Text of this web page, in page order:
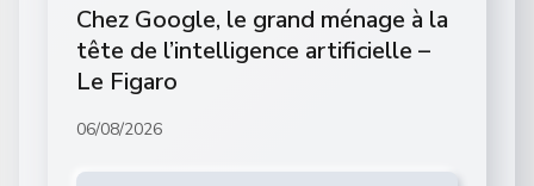
Chez Google, le grand ménage à la
tête de l’intelligence artificielle –
Le Figaro
06/08/2026